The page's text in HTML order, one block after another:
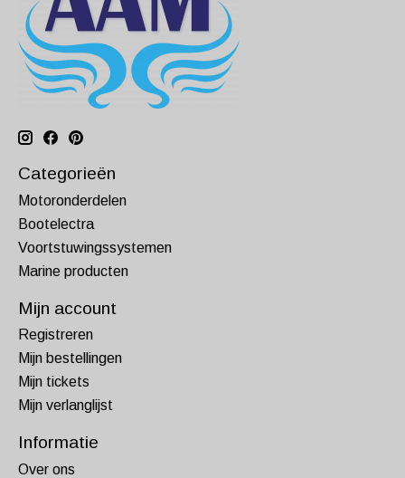
Categorieën
Motoronderdelen
Bootelectra
Voortstuwingssystemen
Marine producten
Mijn account
Registreren
Mijn bestellingen
Mijn tickets
Mijn verlanglijst
Informatie
Over ons